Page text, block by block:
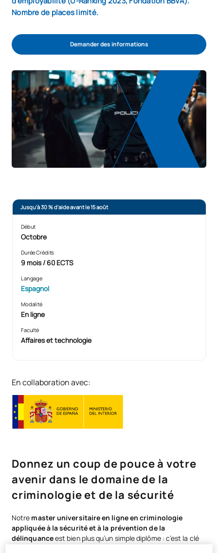
Nombre de places limité.
Demander des informations
Jusqu'à 30 % d'aide avant le 15 août
Début
Octobre
Durée Crédits
9 mois / 60 ECTS
Langage
Espagnol
Modalité
En ligne
Faculté
Affaires et technologie
En collaboration avec:
Donnez un coup de pouce à votre
avenir dans le domaine de la
criminologie et de la sécurité
Notre master universitaire en ligne en criminologie
appliquée à la sécurité et à la prévention de la
délinquanceest bien plus qu’un simple diplôme : c’est la clé